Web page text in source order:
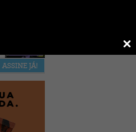
ASSINE JÁ!